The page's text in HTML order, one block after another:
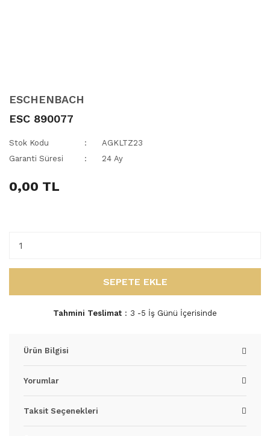
ESCHENBACH
ESC 890077
Stok Kodu
AGKLTZ23
Garanti Süresi
24 Ay
0,00 TL
SEPETE EKLE
Tahmini Teslimat 3 -5 İş Günü İçerisinde
Ürün Bilgisi
Yorumlar
Taksit Seçenekleri